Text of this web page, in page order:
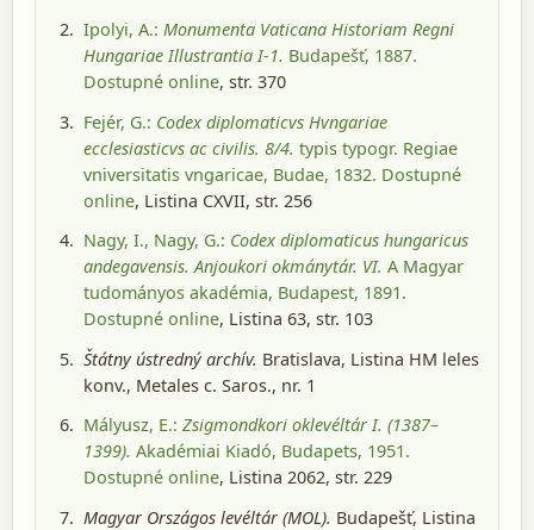
Ipolyi, A.: Monumenta Vaticana Historiam Regni
Hungariae Illustrantia I-1. Budapešť, 1887.
Dostupné online, str. 370
Fejér, G.: Codex diplomaticvs Hvngariae
ecclesiasticvs ac civilis. 8/4. typis typogr. Regiae
vniversitatis vngaricae, Budae, 1832. Dostupné
online, Listina CXVII, str. 256
Nagy, I., Nagy, G.: Codex diplomaticus hungaricus
andegavensis. Anjoukori okmánytár. VI. A Magyar
tudományos akadémia, Budapest, 1891 .
Dostupné online, Listina 63, str. 103
Štátny ústredný archív. Bratislava, Listina HM leles
konv., Metales c. Saros., nr. 1
Mályusz, E.: Zsigmondkori oklevéltár I. (1387–
1399). Akadémiai Kiadó, Budapets, 1951 .
Dostupné online, Listina 2062, str. 229
Magyar Országos levéltár (MOL). Budapešť, Listina